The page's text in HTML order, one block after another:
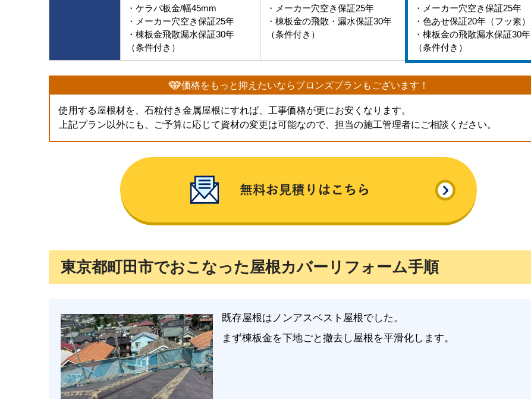
・ケラバ板金/幅45mm
・メーカー穴空き保証25年
・棟板金飛散漏水保証30年
（条件付き）
・メーカー穴空き保証25年
・棟板金の飛散・漏水保証30年
（条件付き）
・メーカー穴空き保証25年
・色あせ保証20年（フッ素）
・棟板金の飛散漏水保証30年
（条件付き）
価格をもっと抑えたいならブロンズプランもございます！
使用する屋根材を、石粒付き金属屋根にすれば、工事価格が更にお安くなります。
上記プラン以外にも、ご予算に応じて資材の変更は可能なので、担当の施工管理者にご相談ください。
東京都町田市でおこなった屋根カバーリフォーム手順
既存屋根はノンアスベスト屋根でした。
まず棟板金を下地ごと撤去し屋根を平滑化します。